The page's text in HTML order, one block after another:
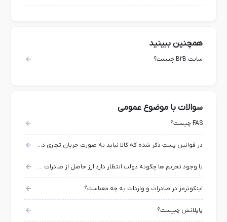
همچنین ببینید
سایت B2B چیست؟
سوالات با موضوع عمومی
FAS چیست؟
در قوانین پست ذکر شده که کالا نباید به صورت جریان تجاری در بیاید ، منظور از جریان تجاری چیست؟
با وجود تحریم ها چگونه دولت انتظار دارد ارز حاصل از صادرات بحسابش واریز شود ؟
اینکوترمز در صادرات و واردات به چه معناست؟
پاپلانش چبیست؟